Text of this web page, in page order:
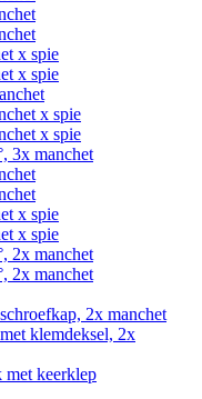
x spie
x spie
x spie
x spie
3x manchet
x spie
x spie
2x manchet
2x manchet
2x manchet
klemdeksel, 2x
met keerklep